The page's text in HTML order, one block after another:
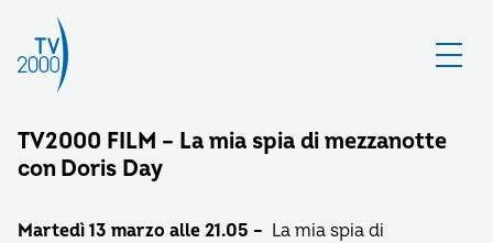
TV2000 FILM – La mia spia di mezzanotte
con Doris Day
Martedì 13 marzo alle 21.05 – La mia spia di